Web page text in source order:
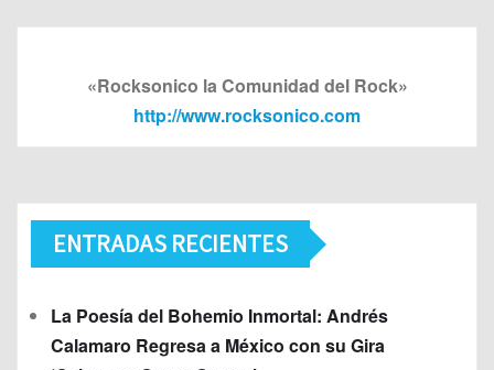
«Rocksonico la Comunidad del Rock»
http://www.rocksonico.com
ENTRADAS RECIENTES
La Poesía del Bohemio Inmortal: Andrés
Calamaro Regresa a México con su Gira